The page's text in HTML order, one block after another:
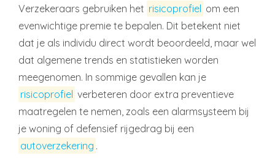
Verzekeraars gebruiken het risicoprofiel om een
evenwichtige premie te bepalen. Dit betekent niet
dat je als individu direct wordt beoordeeld, maar wel
dat algemene trends en statistieken worden
meegenomen. In sommige gevallen kan je
risicoprofiel verbeteren door extra preventieve
maatregelen te nemen, zoals een alarmsysteem bij
je woning of defensief rijgedrag bij een
autoverzekering .